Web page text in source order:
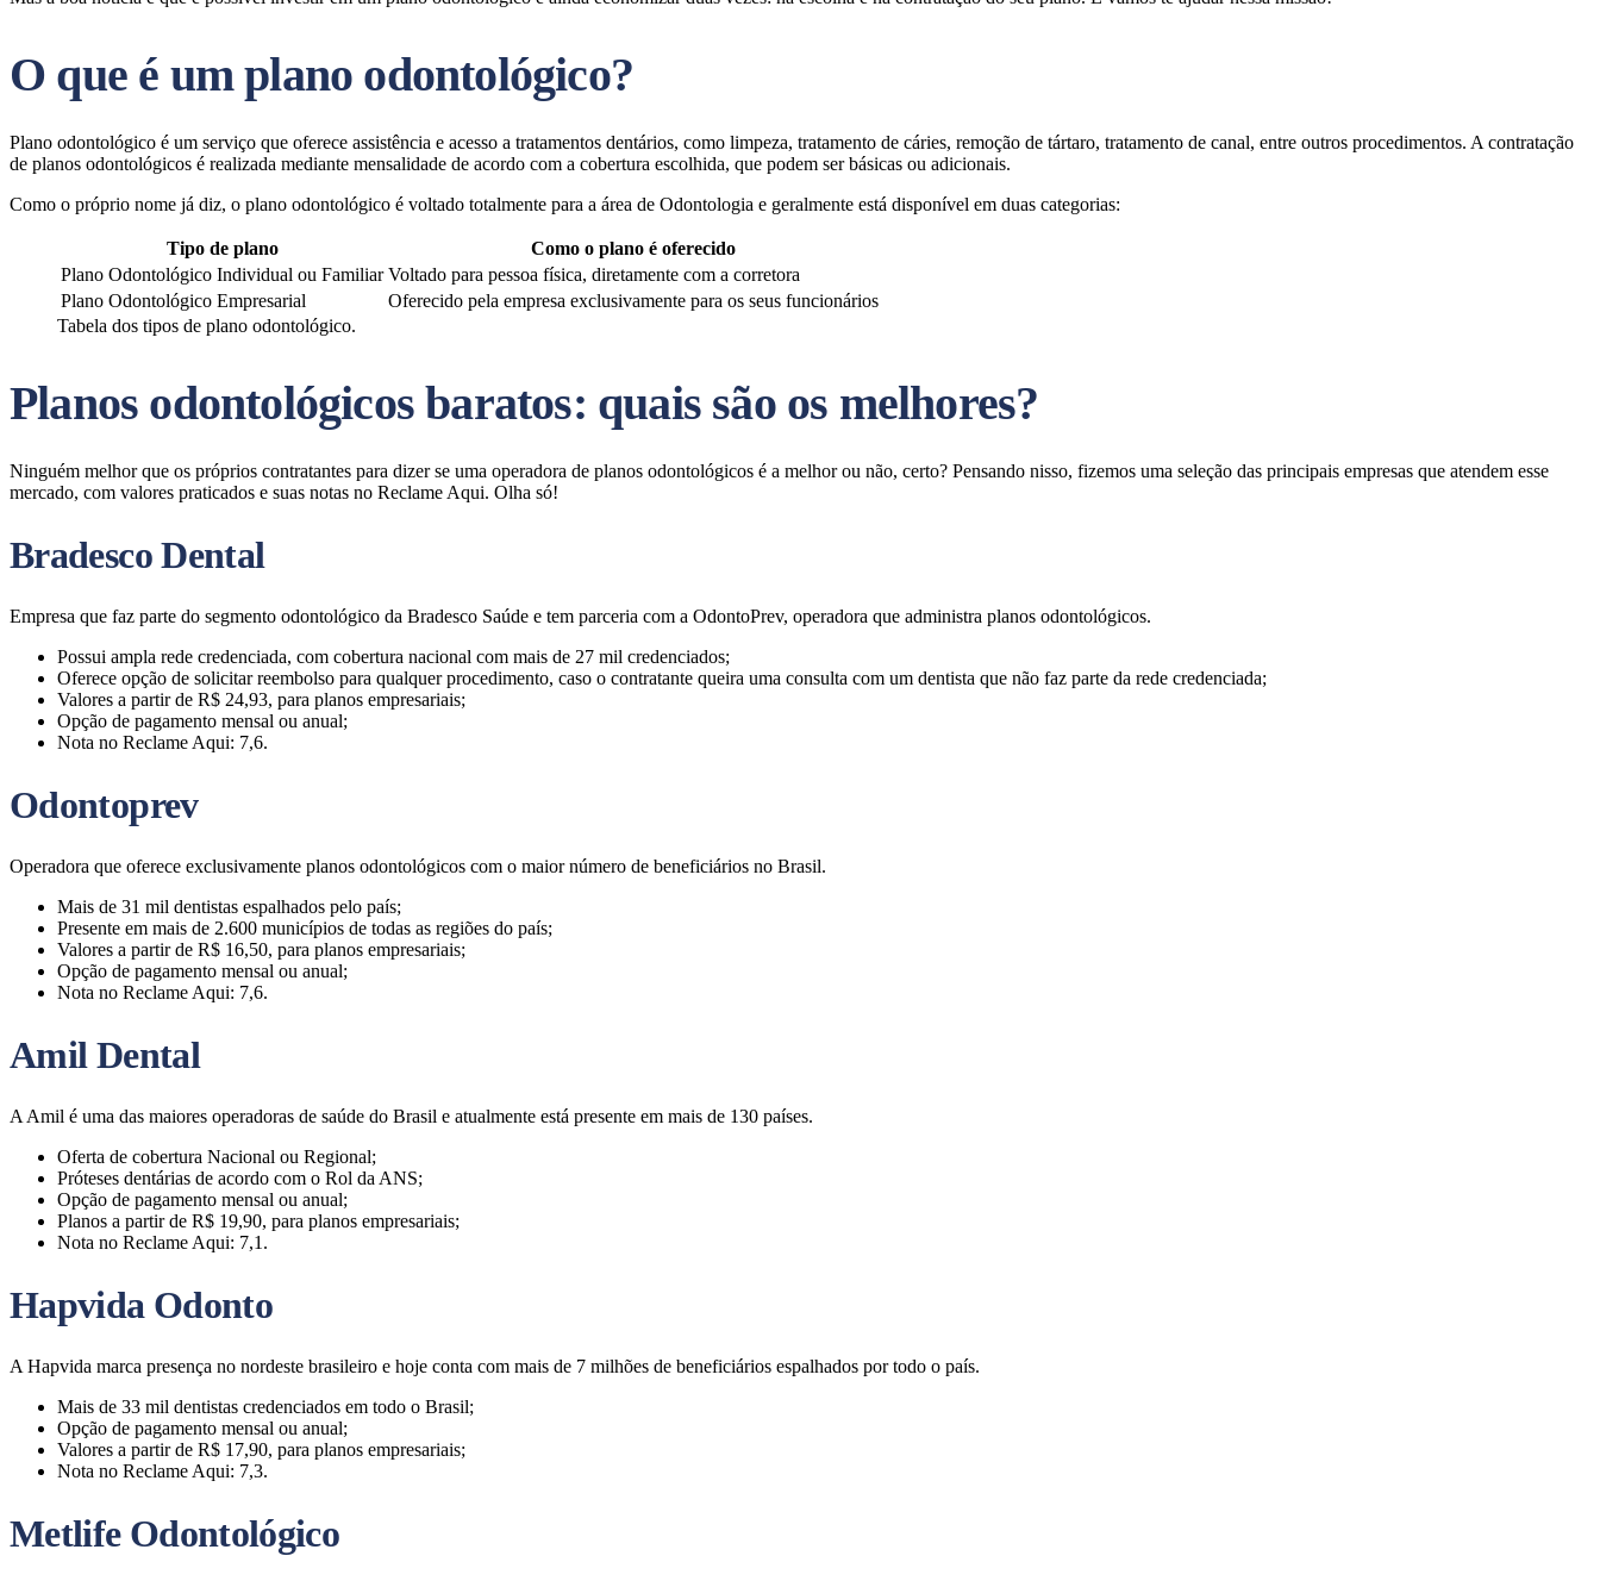
O que é um plano odontológico?
Plano odontológico é um serviço que oferece assistência e acesso a tratamentos dentários, como limpeza, tratamento de cáries, remoção de tártaro, tratamento de canal, entre outros procedimentos. A contratação
de planos odontológicos é realizada mediante mensalidade de acordo com a cobertura escolhida, que podem ser básicas ou adicionais.
Como o próprio nome já diz, o plano odontológico é voltado totalmente para a área de Odontologia e geralmente está disponível em duas categorias:
Tipo de plano
Como o plano é oferecido
Plano Odontológico Individual ou Familiar Voltado para pessoa física, diretamente com a corretora
Plano Odontológico Empresarial
Oferecido pela empresa exclusivamente para os seus funcionários
Tabela dos tipos de plano odontológico.
Planos odontológicos baratos: quais são os melhores?
Ninguém melhor que os próprios contratantes para dizer se uma operadora de planos odontológicos é a melhor ou não, certo? Pensando nisso, fizemos uma seleção das principais empresas que atendem esse
mercado, com valores praticados e suas notas no Reclame Aqui. Olha só!
Bradesco Dental
Empresa que faz parte do segmento odontológico da Bradesco Saúde e tem parceria com a OdontoPrev, operadora que administra planos odontológicos.
Possui ampla rede credenciada, com cobertura nacional com mais de 27 mil credenciados;
Oferece opção de solicitar reembolso para qualquer procedimento, caso o contratante queira uma consulta com um dentista que não faz parte da rede credenciada;
Valores a partir de R$ 24,93, para planos empresariais;
Opção de pagamento mensal ou anual;
Nota no Reclame Aqui: 7,6.
Odontoprev
Operadora que oferece exclusivamente planos odontológicos com o maior número de beneficiários no Brasil.
Mais de 31 mil dentistas espalhados pelo país;
Presente em mais de 2.600 municípios de todas as regiões do país;
Valores a partir de R$ 16,50, para planos empresariais;
Opção de pagamento mensal ou anual;
Nota no Reclame Aqui: 7,6.
Amil Dental
A Amil é uma das maiores operadoras de saúde do Brasil e atualmente está presente em mais de 130 países.
Oferta de cobertura Nacional ou Regional;
Próteses dentárias de acordo com o Rol da ANS;
Opção de pagamento mensal ou anual;
Planos a partir de R$ 19,90, para planos empresariais;
Nota no Reclame Aqui: 7,1.
Hapvida Odonto
A Hapvida marca presença no nordeste brasileiro e hoje conta com mais de 7 milhões de beneficiários espalhados por todo o país.
Mais de 33 mil dentistas credenciados em todo o Brasil;
Opção de pagamento mensal ou anual;
Valores a partir de R$ 17,90, para planos empresariais;
Nota no Reclame Aqui: 7,3.
Metlife Odontológico